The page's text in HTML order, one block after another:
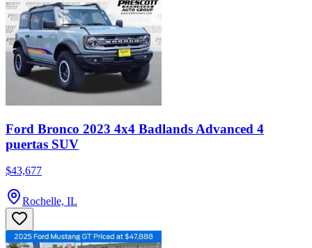
Ford Bronco 2023 4x4 Badlands Advanced 4
puertas SUV
$43,677
Rochelle, IL